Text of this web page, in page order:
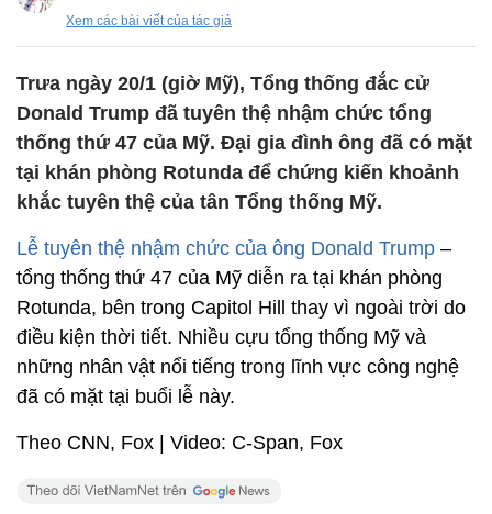
Xem các bài viết của tác giả
Trưa ngày 20/1 (giờ Mỹ), Tổng thống đắc cử
Donald Trump đã tuyên thệ nhậm chức tổng
thống thứ 47 của Mỹ. Đại gia đình ông đã có mặt
tại khán phòng Rotunda để chứng kiến khoảnh
khắc tuyên thệ của tân Tổng thống Mỹ.
Lễ tuyên thệ nhậm chức của ông Donald Trump –
tổng thống thứ 47 của Mỹ diễn ra tại khán phòng
Rotunda, bên trong Capitol Hill thay vì ngoài trời do
điều kiện thời tiết. Nhiều cựu tổng thống Mỹ và
những nhân vật nổi tiếng trong lĩnh vực công nghệ
đã có mặt tại buổi lễ này.
Theo CNN, Fox | Video: C-Span, Fox